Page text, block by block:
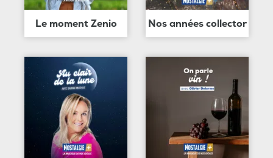
Le moment Zenio Nos années collector